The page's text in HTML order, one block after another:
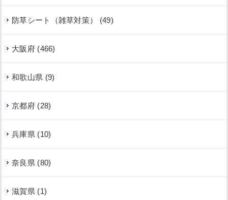
防草シート（雑草対策） (49)
大阪府 (466)
和歌山県 (9)
京都府 (28)
兵庫県 (10)
奈良県 (80)
滋賀県 (1)